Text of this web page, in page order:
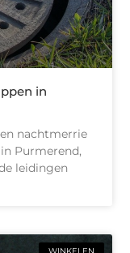
in
nachtmerrie
Purmerend,
leidingen
WINKELEN